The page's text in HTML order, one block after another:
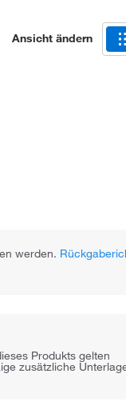
Ansicht ändern
werden.
Produkts gelten
zusätzliche